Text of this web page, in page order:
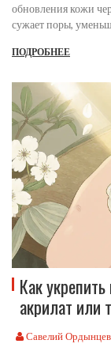
обновления кожи
сужает поры,
ПОДРОБНЕЕ
Как
акрилат или
году
Савелий Ордынцев